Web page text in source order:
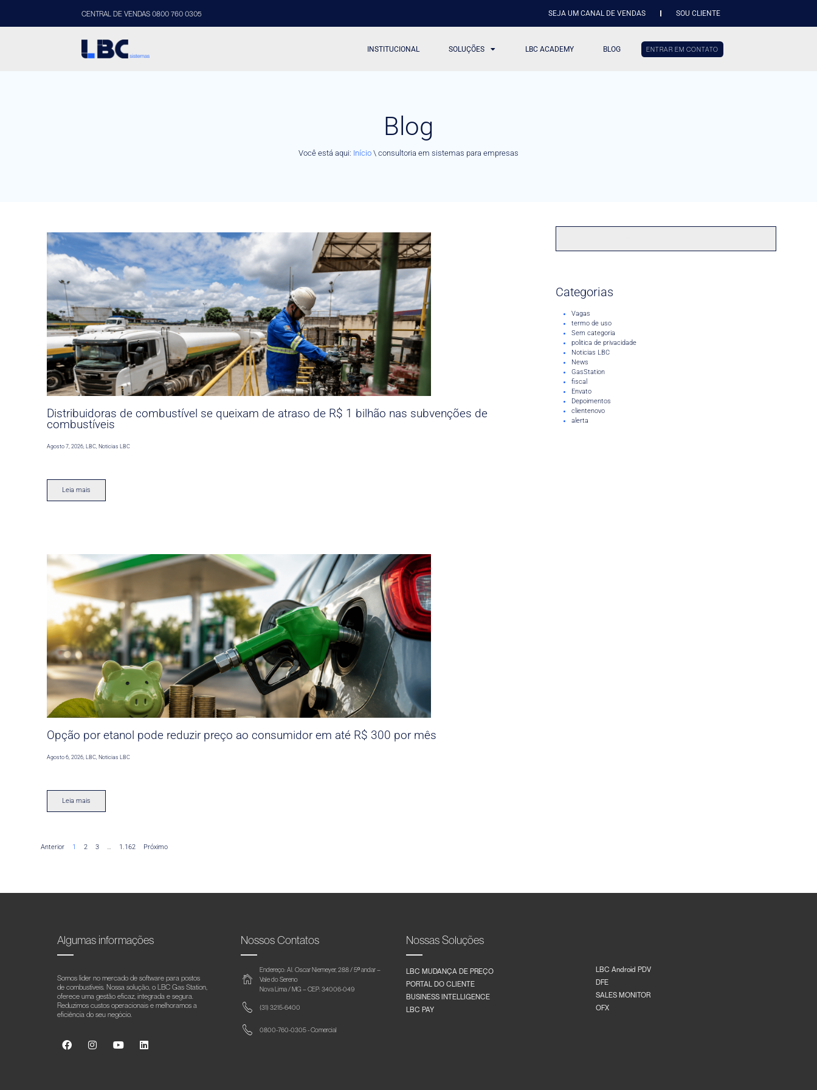
CENTRAL DE VENDAS 0800 760 0305 SEJA UM CANAL DE VENDAS SOU CLIENTE
INSTITUCIONAL SOLUÇÕES LBC ACADEMY BLOG ENTRAR EM CONTATO
Blog
Você está aqui: Início \ consultoria em sistemas para empresas
Distribuidoras de combustível se queixam de atraso de R$ 1 bilhão nas subvenções de
combustíveis
Agosto 7, 2026,LBC,Noticias LBC
Leia mais
Opção por etanol pode reduzir preço ao consumidor em até R$ 300 por mês
Agosto 6, 2026 ,LBC Noticias LBC
Leia mais
Anterior 1 2 3 … 1.162 Próximo
Categorias
Vagas
termo de uso
Sem categoria
politica de privacidade
Noticias LBC
News
GasStation
fiscal
Envato
Depoimentos
clientenovo
alerta
Algumas informações
Somos líder no mercado de software para postos
de combustíveis. Nossa solução, o LBC Gas Station,
oferece uma gestão eficaz, integrada e segura.
Reduzimos custos operacionais e melhoramos a
eficiência do seu negócio.
Nossos Contatos
Endereço: Al. Oscar Niemeyer, 288 / 5º andar –
Vale do Sereno
Nova Lima / MG – CEP: 34006-049
(31) 3215-6400
0800-760-0305 - Comercial
Nossas Soluções
LBC MUDANÇA DE PREÇO
PORTAL DO CLIENTE
BUSINESS INTELLIGENCE
LBC PAY
LBC Android PDV
DFE
SALES MONITOR
OFX